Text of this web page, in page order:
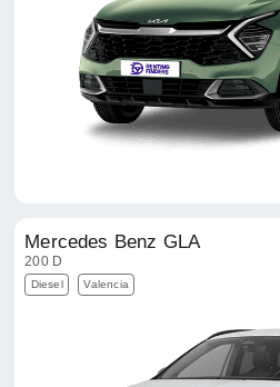
Mercedes Benz GLA
200 D
Diesel Valencia